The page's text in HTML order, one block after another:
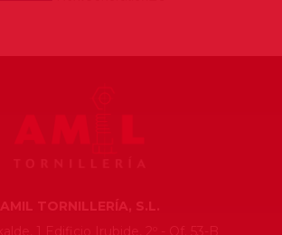
AMIL TORNILLERÍA, S.L.